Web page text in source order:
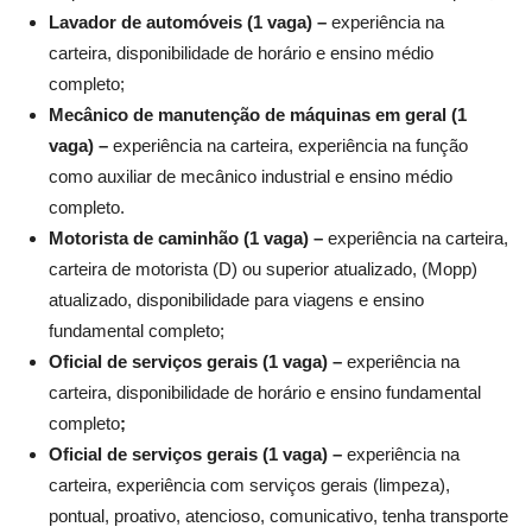
Lavador de automóveis (1 vaga) – experiência na
carteira, disponibilidade de horário e ensino médio
completo;
Mecânico de manutenção de máquinas em geral (1
vaga) – experiência na carteira, experiência na função
como auxiliar de mecânico industrial e ensino médio
completo.
Motorista de caminhão (1 vaga) – experiência na carteira,
carteira de motorista (D) ou superior atualizado, (Mopp)
atualizado, disponibilidade para viagens e ensino
fundamental completo;
Oficial de serviços gerais (1 vaga) – experiência na
carteira, disponibilidade de horário e ensino fundamental
completo;
Oficial de serviços gerais (1 vaga) – experiência na
carteira, experiência com serviços gerais (limpeza),
pontual, proativo, atencioso, comunicativo, tenha transporte